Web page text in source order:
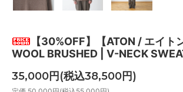
【30%OFF】【ATON / エイト
WOOL BRUSHED | V-NECK
35,000円(税込38,500円)